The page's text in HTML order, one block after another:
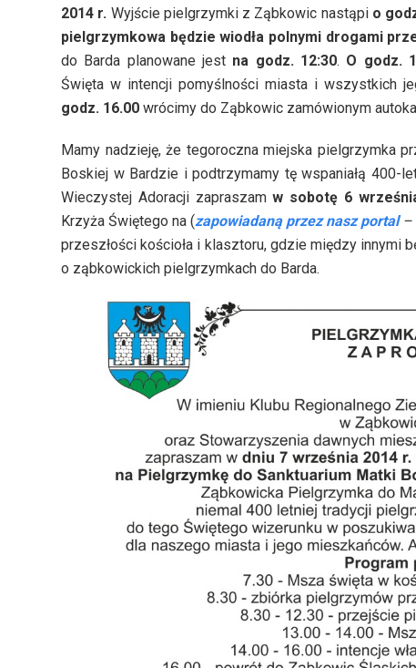
2014 r. Wyjście pielgrzymki z Ząbkowic nastąpi o
pielgrzymkowa będzie wiodła polnymi drogami
do Barda planowane jest na godz. 12:30. O godz.
Święta w intencji pomyślności miasta i wszystkich
godz. 16.00 wrócimy do Ząbkowic zamówionym
Mamy nadzieję, że tegoroczna miejska pielgrzymka
Boskiej w Bardzie i podtrzymamy tę wspaniałą 400-
Wieczystej Adoracji zapraszamw sobotę 6
Krzyża Świętego na (zapowiadaną przez nasz portal –
przeszłości kościoła i klasztoru, gdzie między innymi
o ząbkowickich pielgrzymkach do Barda.